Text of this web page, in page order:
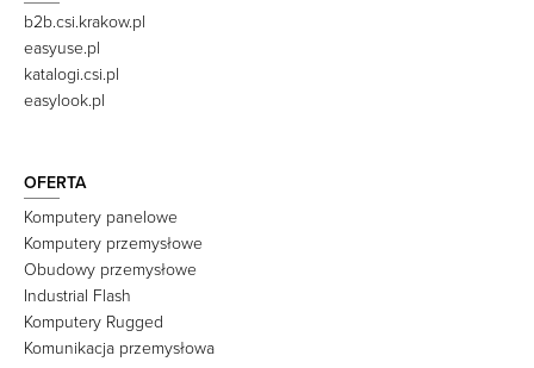
b2b.csi.krakow.pl
easyuse.pl
katalogi.csi.pl
easylook.pl
OFERTA
Komputery panelowe
Komputery przemysłowe
Obudowy przemysłowe
Industrial Flash
Komputery Rugged
Komunikacja przemysłowa